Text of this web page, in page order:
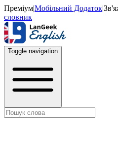
Преміум|Мобільний Додаток|
словник
Toggle navigation